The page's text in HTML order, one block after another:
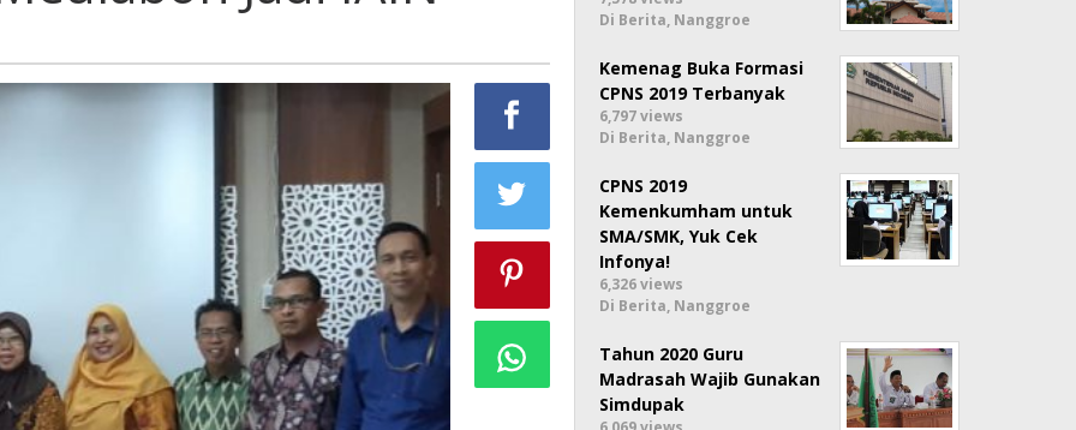
Di Berita, Nanggroe
Kemenag Buka Formasi
CPNS 2019 Terbanyak
6,797 views
Di Berita, Nanggroe
CPNS 2019
Kemenkumham untuk
SMA/SMK, Yuk Cek
Infonya!
6,326 views
Di Berita, Nanggroe
Tahun 2020 Guru
Madrasah Wajib Gunakan
Simdupak